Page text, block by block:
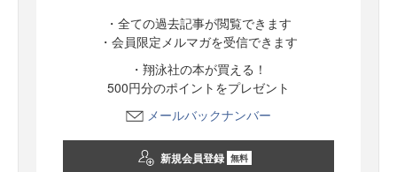
・全ての過去記事が閲覧できます
・会員限定メルマガを受信できます
・翔泳社の本が買える！
500円分のポイントをプレゼント
メールバックナンバー
新規会員登録 無料